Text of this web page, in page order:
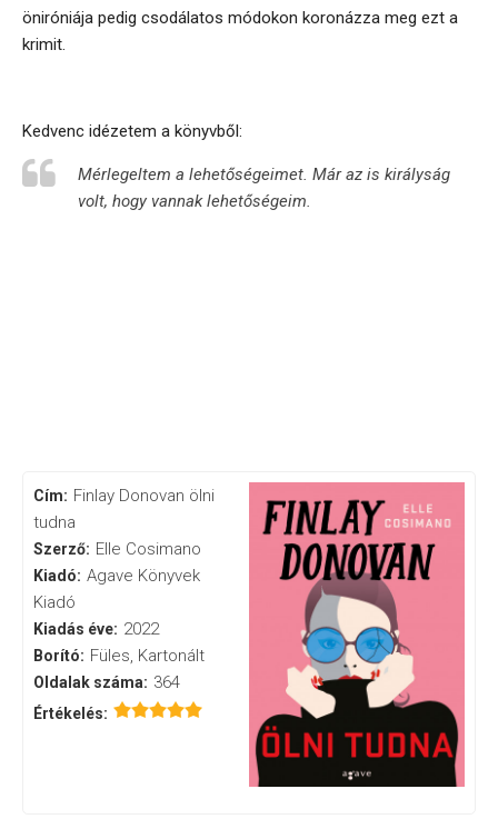
öniróniája pedig csodálatos módokon koronázza meg ezt a
krimit.
Kedvenc idézetem a könyvből:
Mérlegeltem a lehetőségeimet. Már az is királyság
volt, hogy vannak lehetőségeim.
Cím: Finlay Donovan ölni
tudna
Szerző: Elle Cosimano
Kiadó: Agave Könyvek
Kiadó
Kiadás éve: 2022
Borító: Füles, Kartonált
Oldalak száma: 364
Értékelés: